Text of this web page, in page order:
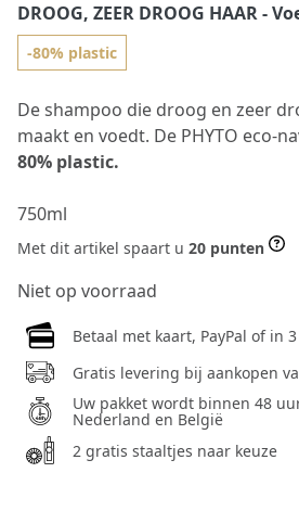
DROOG, ZEER DROOG HAAR-
-80% plastic
De shampoo die droog en zeer
maakt en voedt. De PHYTO eco-
80% plastic.
750ml
Met dit artikel spaart u 20 punten
Niet op voorraad
Betaal met kaart, PayPal of in
Gratis levering bij aankopen
Uw pakket wordt binnen 48
Nederland en België
2 gratis staaltjes naar keuze